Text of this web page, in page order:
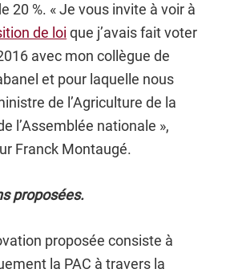
20 %. « Je vous invite à voir à
de loi que j’avais fait voter
avec mon collègue de
et pour laquelle nous
de l’Agriculture de la
l’Assemblée nationale »,
Franck Montaugé.
proposées.
proposée consiste à
la PAC à travers la